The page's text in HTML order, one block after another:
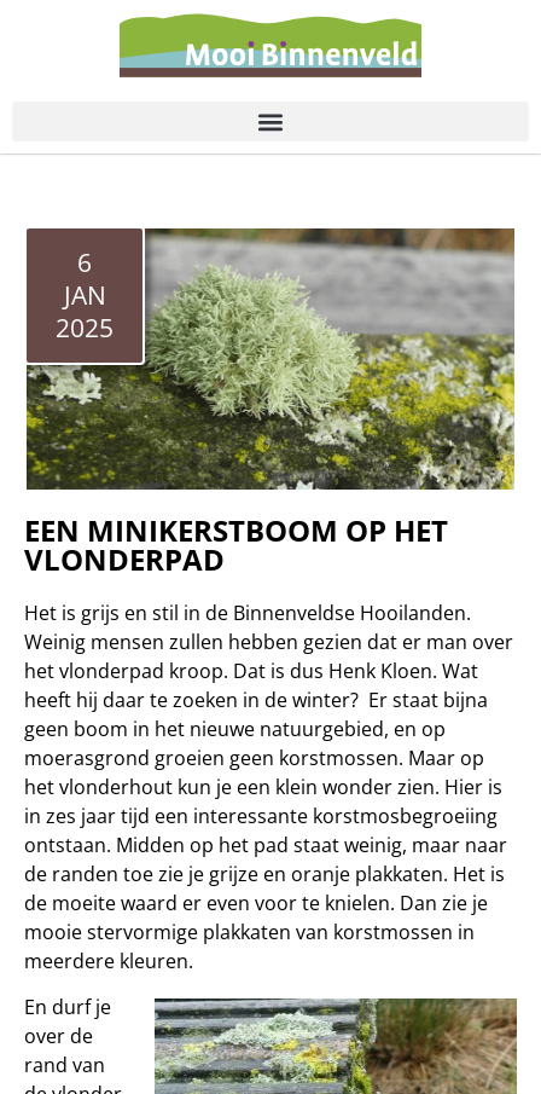
6
JAN
2025
EEN MINIKERSTBOOM OP HET
VLONDERPAD
Het is grijs en stil in de Binnenveldse Hooilanden.
Weinig mensen zullen hebben gezien dat er man over
het vlonderpad kroop. Dat is dus Henk Kloen. Wat
heeft hij daar te zoeken in de winter? Er staat bijna
geen boom in het nieuwe natuurgebied, en op
moerasgrond groeien geen korstmossen. Maar op
het vlonderhout kun je een klein wonder zien. Hier is
in zes jaar tijd een interessante korstmosbegroeiing
ontstaan. Midden op het pad staat weinig, maar naar
de randen toe zie je grijze en oranje plakkaten. Het is
de moeite waard er even voor te knielen. Dan zie je
mooie stervormige plakkaten van korstmossen in
meerdere kleuren.
En durf je
over de
rand van